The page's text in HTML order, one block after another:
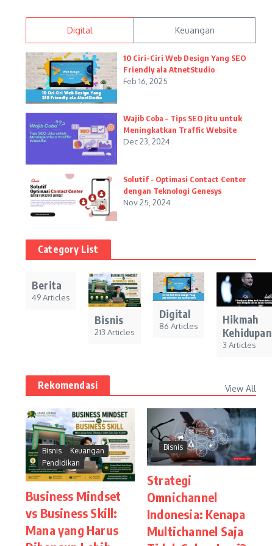
Digital Keuangan
10 Ciri-Ciri Web Design Yang SEO
Friendly ala AtnetStudio
Feb 16, 2025
Wajib Coba – Tips SEO Jitu untuk
Meningkatkan Traffic Website
Dec 23, 2024
Solutif – Optimasi Contact Center
dengan Teknologi Genesys
Nov 25, 2024
Category List
Berita
49 Articles
Bisnis
213 Articles
Digital
86 Articles
Hikmah
Kehidupan
3 Articles
Rekomendasi View All
Bisnis
Keuangan
Pendidikan
Business Mindset
vs Business Skill:
Mana yang Harus
Bisnis
Strategi
Omnichannel
Indonesia: Kenapa
Multichannel Saja